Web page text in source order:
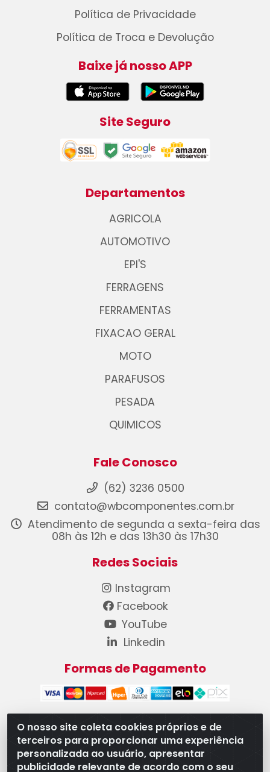
O nosso site coleta cookies próprios e de
terceiros para proporcionar uma experiência
personalizada ao usuário, apresentar
publicidade relevante de acordo com o seu
Política de Privacidade
Política de Troca e Devolução
Baixe já nosso APP
Site Seguro
Departamentos
AGRICOLA
AUTOMOTIVO
EPI'S
FERRAGENS
FERRAMENTAS
FIXACAO GERAL
MOTO
PARAFUSOS
PESADA
QUIMICOS
Fale Conosco
(62) 3236 0500
contato@wbcomponentes.com.br
Atendimento de segunda a sexta-feira das
08h às 12h e das 13h30 às 17h30
Redes Sociais
Instagram
Facebook
YouTube
Linkedin
Formas de Pagamento
WB Componentes Automotivos LTDA - CNPJ
08.528.393/0001-12 - Rua do Níquel, 667 - Parque
Oeste Industrial, Goiânia/GO - CEP 74375-660